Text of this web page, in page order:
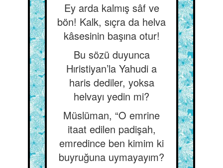
Ey arda kalmış sâf ve
bön! Kalk, sıçra da helva
kâsesinin başına otur!
Bu sözü duyunca
Hıristiyan’la Yahudi a
haris dediler, yoksa
helvayı yedin mi?
Müslüman, “O emrine
itaat edilen padişah,
emredince ben kimim ki
buyruğuna uymayayım?